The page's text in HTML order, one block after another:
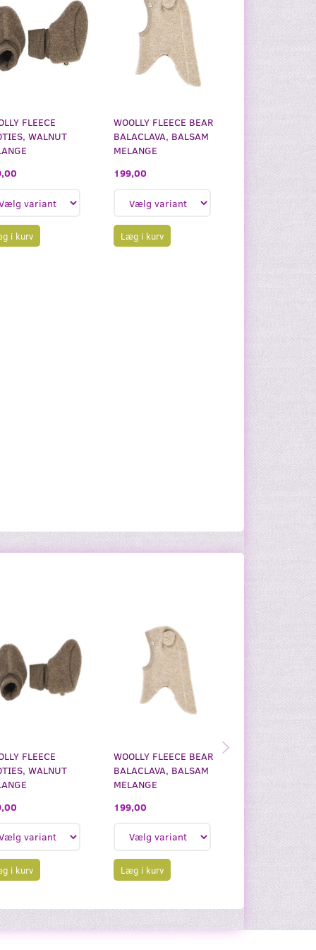
FLEECE
WALNUT
i kurv
WOOLLY FLEECE BEAR
BALACLAVA, BALSAM
MELANGE
199,00
Læg i kurv
FLEECE
WALNUT
i kurv
WOOLLY FLEECE BEAR
BALACLAVA, BALSAM
MELANGE
199,00
Læg i kurv
WOOLLY
BALACLAVA,
MELANGE
Læg i kurv